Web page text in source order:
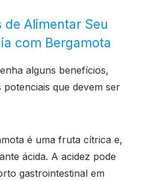
de Alimentar Seu
com Bergamota
alguns benefícios,
que devem ser
é uma fruta cítrica e,
ácida. A acidez pode
gastrointestinal em